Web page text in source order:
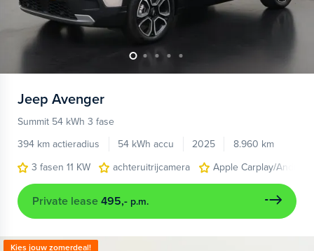
Jeep Avenger
Summit 54 kWh 3 fase
394 km actieradius
54 kWh accu 2025
8.960 km
3 fasen 11 KW
achteruitrijcamera Apple Carplay/Android
Private lease 495,- p.m.
Kies jouw zomerdeal!